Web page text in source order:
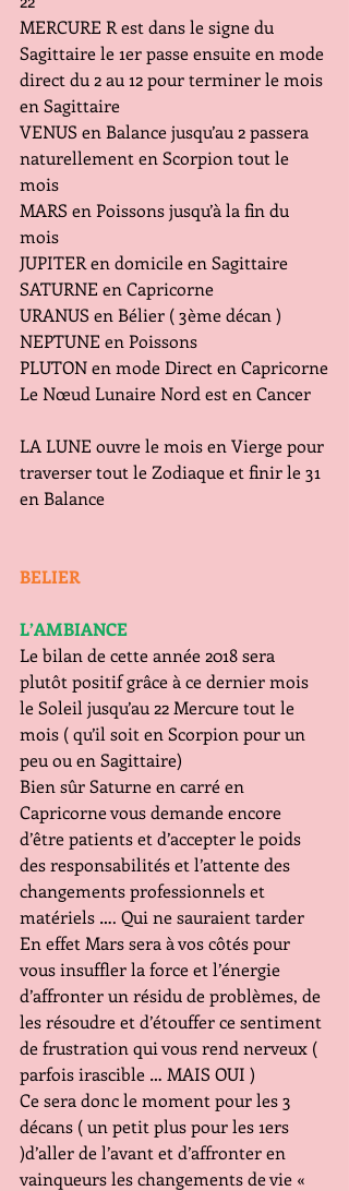
MERCURE R est dans le signe du
Sagittaire le 1er passe ensuite en mode
direct du 2 au 12 pour terminer le mois
en Sagittaire
VENUS en Balance jusqu’au 2 passera
naturellement en Scorpion tout le
mois
MARS en Poissons jusqu’à la fin du
mois
JUPITER en domicile en Sagittaire
SATURNE en Capricorne
URANUS en Bélier ( 3ème décan )
NEPTUNE en Poissons
PLUTON en mode Direct en Capricorne
Le Nœud Lunaire Nord est en Cancer
LA LUNE ouvre le mois en Vierge pour
traverser tout le Zodiaque et finir le 31
en Balance
BELIER
L’AMBIANCE
Le bilan de cette année 2018 sera
plutôt positif grâce à ce dernier mois
le Soleil jusqu’au 22 Mercure tout le
mois ( qu’il soit en Scorpion pour un
peu ou en Sagittaire)
Bien sûr Saturne en carré en
Capricorne vous demande encore
d’être patients et d’accepter le poids
des responsabilités et l’attente des
changements professionnels et
matériels …. Qui ne sauraient tarder
En effet Mars sera à vos côtés pour
vous insuffler la force et l’énergie
d’affronter un résidu de problèmes, de
les résoudre et d’étouffer ce sentiment
de frustration qui vous rend nerveux (
parfois irascible … MAIS OUI )
Ce sera donc le moment pour les 3
décans ( un petit plus pour les 1ers
)d’aller de l’avant et d’affronter en
vainqueurs les changements de vie «